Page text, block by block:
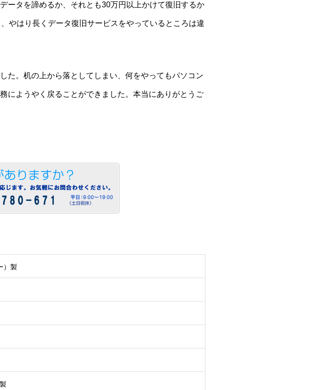
ータを諦めるか、それとも30万円以上かけて復旧するか
やはり長くデータ復旧サービスをやっているところは違
た。机の上から落としてしまい、何をやってもパソコン
にようやく戻ることができました。本当にありがとうご
）製